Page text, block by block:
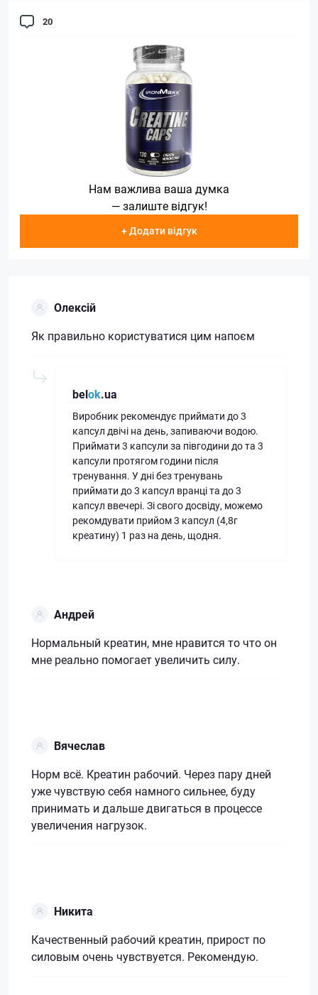
20
Нам важлива ваша думка
— залиште відгук!
+ Додати відгук
Олексій
Як правильно користуватися цим напоєм
belok.ua
Виробник рекомендує приймати до 3
капсул двічі на день, запиваючи водою.
Приймати 3 капсули за півгодини до та 3
капсули протягом години після
тренування. У дні без тренувань
приймати до 3 капсул вранці та до 3
капсул ввечері. Зі свого досвіду, можемо
рекомдувати прийом 3 капсул (4,8г
креатину) 1 раз на день, щодня.
Андрей
Нормальный креатин, мне нравится то что он
мне реально помогает увеличить силу.
Вячеслав
Норм всё. Креатин рабочий. Через пару дней
уже чувствую себя намного сильнее, буду
принимать и дальше двигаться в процессе
увеличения нагрузок.
Никита
Качественный рабочий креатин, прирост по
силовым очень чувствуется. Рекомендую.